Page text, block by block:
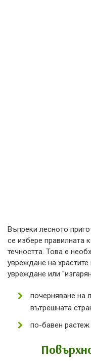
Въпреки лесното
се избере правилната
течността. Това е
увреждане на
увреждане или
почерняване на
вътрешната
по-бавен растеж